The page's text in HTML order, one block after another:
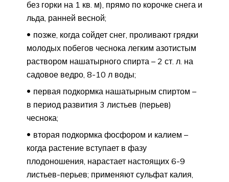
без горки на 1 кв. м), прямо по корочке снега и
льда, ранней весной;
позже, когда сойдет снег, проливают грядки
молодых побегов чеснока легким азотистым
раствором нашатырного спирта – 2 ст. л. на
садовое ведро, 8-10 л воды;
первая подкормка нашатырным спиртом –
в период развития 3 листьев (перьев)
чеснока;
вторая подкормка фосфором и калием –
когда растение вступает в фазу
плодоношения, нарастает настоящих 6-9
листьев-перьев; применяют сульфат калия,